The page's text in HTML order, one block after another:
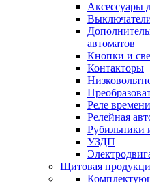
Аксессуары
автоматов
Кнопки и
Контакторы
Реле времени
Релейная
Рубильники
УЗДП
Щитовая